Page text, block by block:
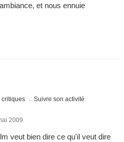
et nous ennuie
critiques Suivre son activité
2009
veut bien dire ce qu'il veut dire